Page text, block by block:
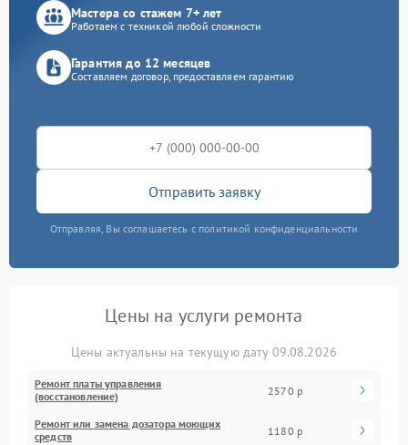
Мастера со стажем 7+ лет
Работаем с техникой любой сложности
Гарантия до 12 месяцев
Составляем договор, предоставляем гарантию
Отправить заявку
Отправляя, Вы соглашаетесь с политикой конфиденциальности
Цены на услуги ремонта
Цены актуальны на текущую дату 09.08.2026
Ремонт платы управления
(восстановление)
2570 р
Ремонт или замена дозатора моющих
средств
1180 р